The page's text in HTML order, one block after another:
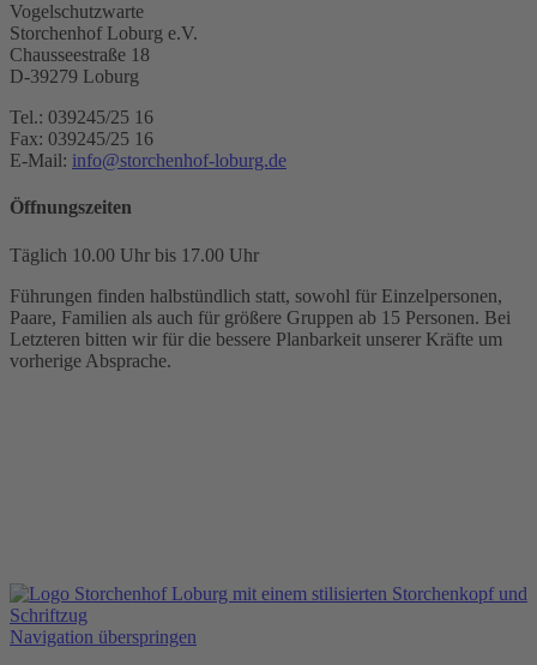
Vogelschutzwarte
Storchenhof Loburg e.V.
Chausseestraße 18
D-39279 Loburg
Tel.: 039245/25 16
Fax: 039245/25 16
E-Mail: info@storchenhof-loburg.de
Öffnungszeiten
Täglich 10.00 Uhr bis 17.00 Uhr
Führungen finden halbstündlich statt, sowohl für Einzelpersonen,
Paare, Familien als auch für größere Gruppen ab 15 Personen. Bei
Letzteren bitten wir für die bessere Planbarkeit unserer Kräfte um
vorherige Absprache.
Navigation überspringen